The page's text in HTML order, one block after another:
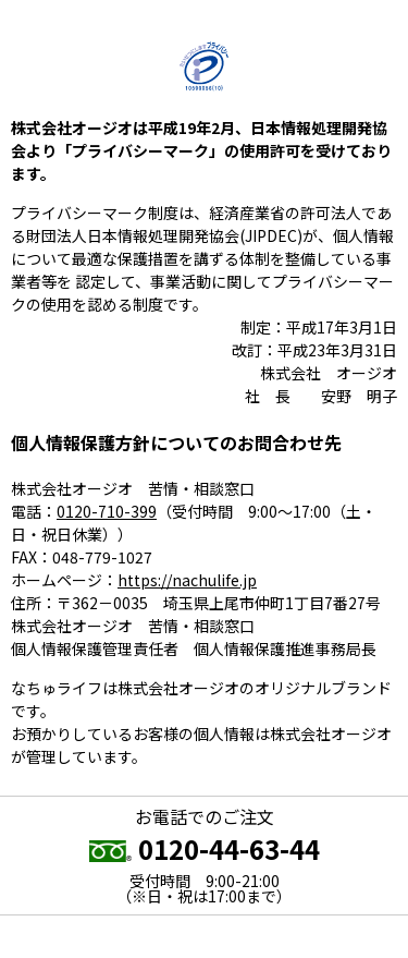
株式会社オージオは平成19年2月、日本情報処理開発協
会より「プライバシーマーク」の使用許可を受けており
ます。
プライバシーマーク制度は、経済産業省の許可法人であ
る財団法人日本情報処理開発協会(JIPDEC)が、個人情報
について最適な保護措置を講ずる体制を整備している事
業者等を 認定して、事業活動に関してプライバシーマー
クの使用を認める制度です。
制定：平成17年3月1日
改訂：平成23年3月31日
株式会社 オージオ
社 長 安野 明子
個人情報保護方針についてのお問合わせ先
株式会社オージオ 苦情・相談窓口
電話： 0120-710-399 （受付時間 9:00～17:00（土・
日・祝日休業））
FAX：048-779-1027
ホームページ： https://nachulife.jp
住所：〒362－0035 埼玉県上尾市仲町1丁目7番27号
株式会社オージオ 苦情・相談窓口
個人情報保護管理責任者 個人情報保護推進事務局長
なちゅライフは株式会社オージオのオリジナルブランド
です。
お預かりしているお客様の個人情報は株式会社オージオ
が管理しています。
お電話でのご注文
0120-44-63-44
受付時間 9:00-21:00
（※日・祝は17:00まで）